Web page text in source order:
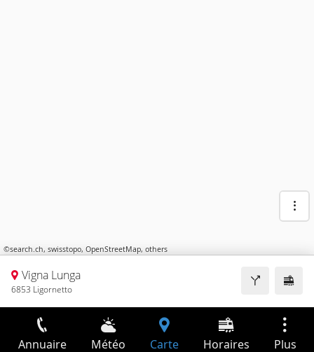
©search.ch, swisstopo, OpenStreetMap, others
Vigna Lunga
6853 Ligornetto
Annuaire Météo Carte Horaires Plus